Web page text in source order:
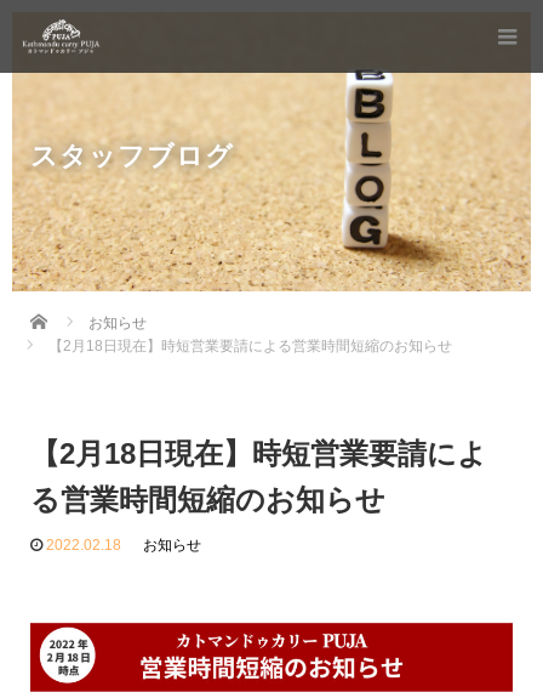
スタッフブログ
Home
お知らせ
【2月18日現在】時短営業要請による営業時間短縮のお知らせ
【2月18日現在】時短営業要請によ
る営業時間短縮のお知らせ
2022.02.18 お知らせ